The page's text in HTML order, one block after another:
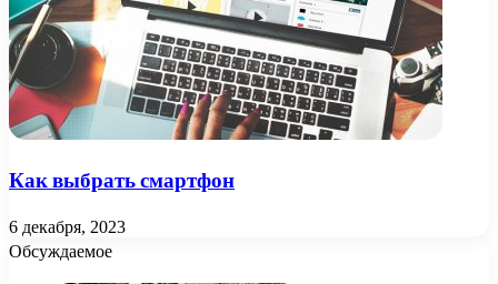
Как выбрать смартфон
6 декабря, 2023
Обсуждаемое